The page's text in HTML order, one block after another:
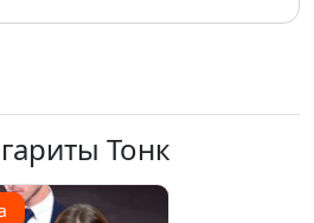
Тонк